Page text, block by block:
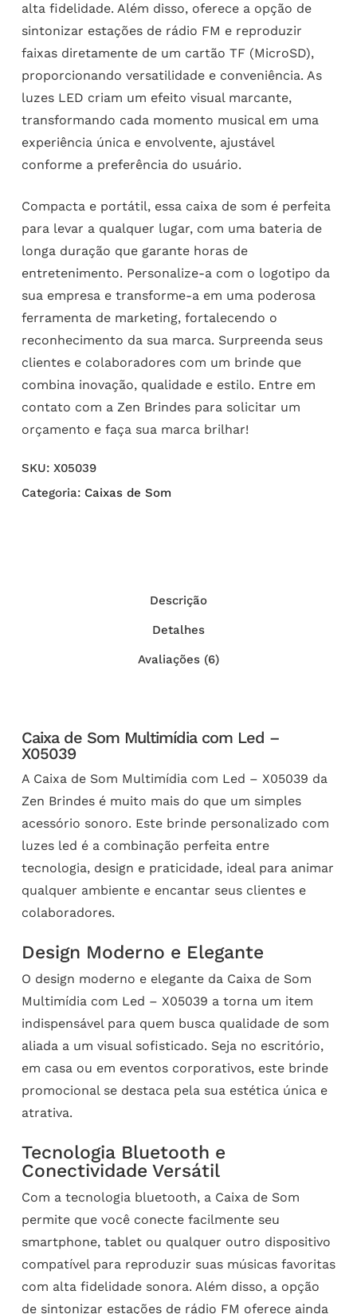
alta fidelidade. Além disso, oferece a opção de
sintonizar estações de rádio FM e reproduzir
faixas diretamente de um cartão TF (MicroSD),
proporcionando versatilidade e conveniência. As
luzes LED criam um efeito visual marcante,
transformando cada momento musical em uma
experiência única e envolvente, ajustável
conforme a preferência do usuário.
Compacta e portátil, essa caixa de som é perfeita
para levar a qualquer lugar, com uma bateria de
longa duração que garante horas de
entretenimento. Personalize-a com o logotipo da
sua empresa e transforme-a em uma poderosa
ferramenta de marketing, fortalecendo o
reconhecimento da sua marca. Surpreenda seus
clientes e colaboradores com um brinde que
combina inovação, qualidade e estilo. Entre em
contato com a Zen Brindes para solicitar um
orçamento e faça sua marca brilhar!
SKU: X05039
Categoria: Caixas de Som
Descrição
Detalhes
Avaliações (6)
Caixa de Som Multimídia com Led –
X05039
A Caixa de Som Multimídia com Led – X05039 da
Zen Brindes é muito mais do que um simples
acessório sonoro. Este brinde personalizado com
luzes led é a combinação perfeita entre
tecnologia, design e praticidade, ideal para animar
qualquer ambiente e encantar seus clientes e
colaboradores.
Design Moderno e Elegante
O design moderno e elegante da Caixa de Som
Multimídia com Led – X05039 a torna um item
indispensável para quem busca qualidade de som
aliada a um visual sofisticado. Seja no escritório,
em casa ou em eventos corporativos, este brinde
promocional se destaca pela sua estética única e
atrativa.
Tecnologia Bluetooth e
Conectividade Versátil
Com a tecnologia bluetooth, a Caixa de Som
permite que você conecte facilmente seu
smartphone, tablet ou qualquer outro dispositivo
compatível para reproduzir suas músicas favoritas
com alta fidelidade sonora. Além disso, a opção
de sintonizar estações de rádio FM oferece ainda